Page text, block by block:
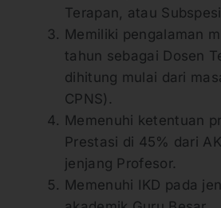
Terapan, atau
Memiliki pengalaman
tahun sebagai Dosen
dihitung mulai dari
CPNS).
Memenuhi ketentuan
Prestasi di 45% dari
jenjang Profesor.
Memenuhi IKD pada